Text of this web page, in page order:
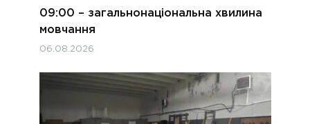
09:00 – загальнонаціональна хвилина
мовчання
06.08.2026